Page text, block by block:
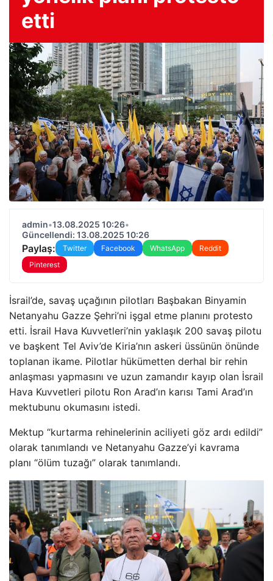
etti
admin•13.08.2025 10:26•
Güncellendi: 13.08.2025 10:26
Paylaş: Twitter Facebook WhatsApp
Reddit
Pinterest
İsrail’de, savaş uçağının pilotları Başbakan Binyamin
Netanyahu Gazze Şehri’ni işgal etme planını protesto
etti. İsrail Hava Kuvvetleri’nin yaklaşık 200 savaş pilotu
ve başkent Tel Aviv’de Kiria’nın askeri üssünün önünde
toplanan ikame. Pilotlar hükümetten derhal bir rehin
anlaşması yapmasını ve uzun zamandır kayıp olan İsrail
Hava Kuvvetleri pilotu Ron Arad’ın karısı Tami Arad’ın
mektubunu okumasını istedi.
Mektup “kurtarma rehinelerinin aciliyeti göz ardı edildi”
olarak tanımlandı ve Netanyahu Gazze’yi kavrama
planı “ölüm tuzağı” olarak tanımlandı.